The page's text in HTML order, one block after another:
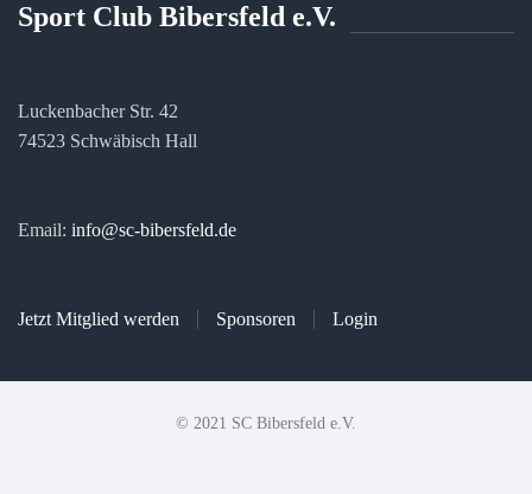
Sport Club Bibersfeld e.V.
Luckenbacher Str. 42
74523 Schwäbisch Hall
Email: info@sc-bibersfeld.de
Jetzt Mitglied werden Sponsoren Login
© 2021 SC Bibersfeld e.V.